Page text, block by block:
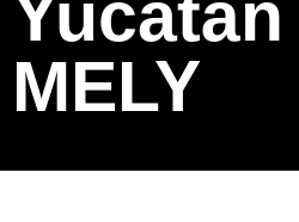
Yucatán
MELY